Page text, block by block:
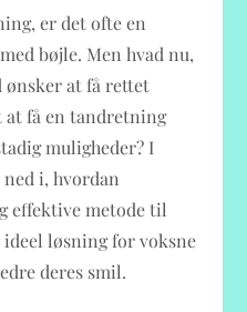
er det ofte en
bøjle. Men hvad nu,
ønsker at få rettet
få en tandretning
muligheder? I
i, hvordan
effektive metode til
løsning for voksne
deres smil.